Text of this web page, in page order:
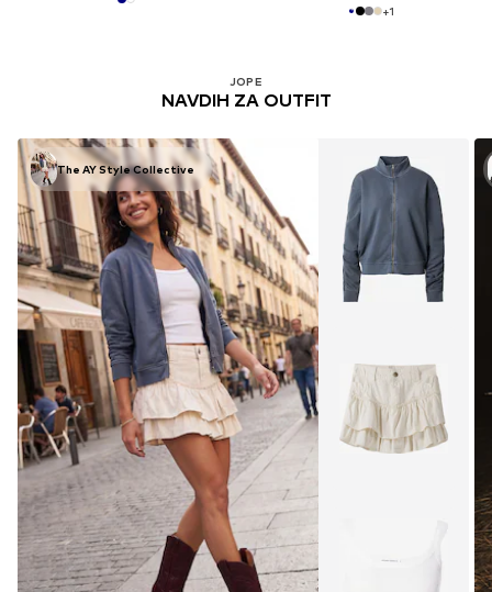
+1
JOPE
NAVDIH ZA OUTFIT
The AY Style Collective